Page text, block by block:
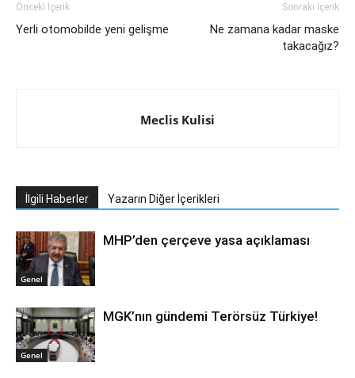
Önceki İçerik
Yerli otomobilde yeni gelişme
Sonraki İçerik
Ne zamana kadar maske
takacağız?
Meclis Kulisi
İlgili Haberler Yazarın Diğer İçerikleri
Genel
MHP’den çerçeve yasa açıklaması
Genel
MGK’nın gündemi Terörsüz Türkiye!